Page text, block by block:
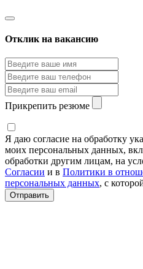
Отклик на вакансию
Прикрепить резюме
Я даю согласие на обработку
моих персональных данных,
обработки другим лицам, на
Согласии и в Политики в
персональных данных, с